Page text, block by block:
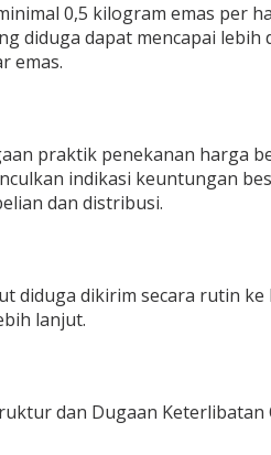
0,5 kilogram emas per
diduga dapat mencapai lebih
emas.
praktik penekanan harga
indikasi keuntungan
dan distribusi.
diduga dikirim secara rutin
lanjut.
dan Dugaan Keterlibatan